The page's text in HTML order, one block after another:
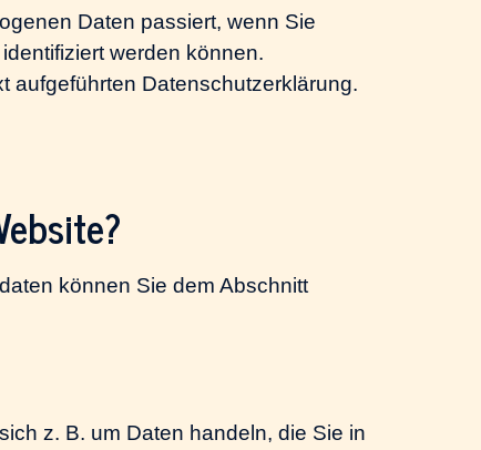
Daten passiert, wenn Sie
werden können.
aufgeführten Datenschutzerklärung.
können Sie dem Abschnitt
z. B. um Daten handeln, die Sie in